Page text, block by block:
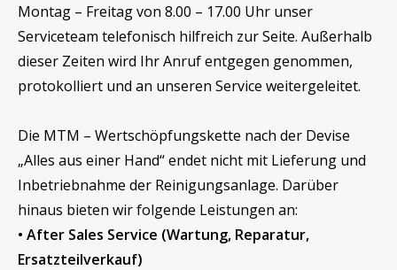
Montag – Freitag von 8.00 – 17.00 Uhr unser
Serviceteam telefonisch hilfreich zur Seite. Außerhalb
dieser Zeiten wird Ihr Anruf entgegen genommen,
protokolliert und an unseren Service weitergeleitet.
Die MTM – Wertschöpfungskette nach der Devise
„Alles aus einer Hand“ endet nicht mit Lieferung und
Inbetriebnahme der Reinigungsanlage. Darüber
hinaus bieten wir folgende Leistungen an:
• After Sales Service (Wartung, Reparatur,
Ersatzteilverkauf)